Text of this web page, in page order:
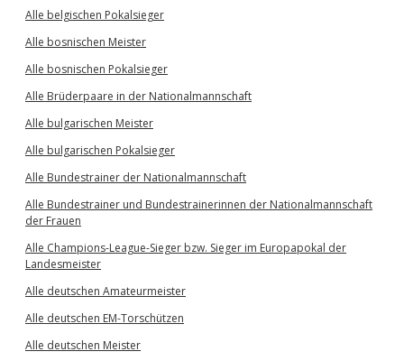
Alle belgischen Pokalsieger
Alle bosnischen Meister
Alle bosnischen Pokalsieger
Alle Brüderpaare in der Nationalmannschaft
Alle bulgarischen Meister
Alle bulgarischen Pokalsieger
Alle Bundestrainer der Nationalmannschaft
Alle Bundestrainer und Bundestrainerinnen der Nationalmannschaft
der Frauen
Alle Champions-League-Sieger bzw. Sieger im Europapokal der
Landesmeister
Alle deutschen Amateurmeister
Alle deutschen EM-Torschützen
Alle deutschen Meister